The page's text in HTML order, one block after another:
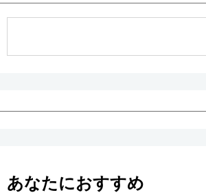
公式SNS
あなたにおすすめ